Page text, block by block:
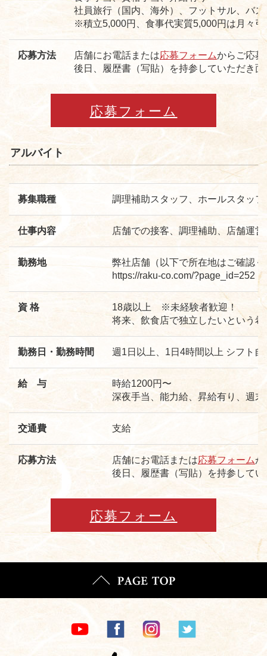
社員旅行（国内、海外）、フットサル、バ
※積立5,000円、食事代実質5,000円は月々引
応募方法 店舗にお電話または応募フォームからご応
後日、履歴書（写貼）を持参していただき
応募フォーム
アルバイト
募集職種 調理補助スタッフ、ホールスタッフ
仕事内容 店舗での接客、調理補助、店舗運
勤務地
弊社店舗（以下で所在地はご確認
https://raku-co.com/?page_id=252
資 格
18歳以上 ※未経験者歓迎！
将来、飲食店で独立したいという
勤務日・勤務時間 週1日以上、1日4時間以上 シフト自
給 与
時給1200円〜
深夜手当、能力給、昇給有り、週
交通費 支給
応募方法 店舗にお電話または応募フォームか
後日、履歴書（写貼）を持参して
応募フォーム